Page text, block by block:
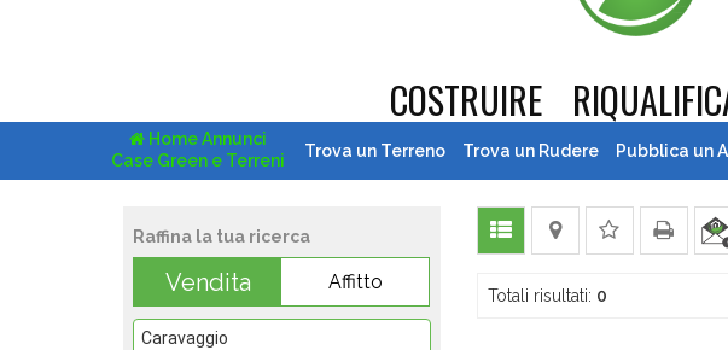
COSTRUIRE
Home Annunci
Case Green e Terreni
Trova un Terreno Trova un Rudere Pubblica un
Raffina la tua ricerca
Vendita Affitto
Totali risultati: 0